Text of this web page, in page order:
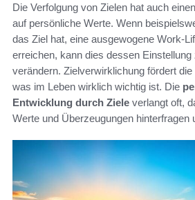
Die Verfolgung von Zielen hat auch
auf persönliche Werte. Wenn
das Ziel hat, eine ausgewogene Work-
erreichen, kann dies dessen
verändern. Zielverwirklichung fördert
was im Leben wirklich wichtig ist. Die
Entwicklung durch Ziele verlangt oft,
Werte und Überzeugungen hinterfragen